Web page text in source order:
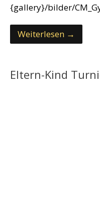
{gallery}/bilder/
Weiterlesen →
Eltern-Kind